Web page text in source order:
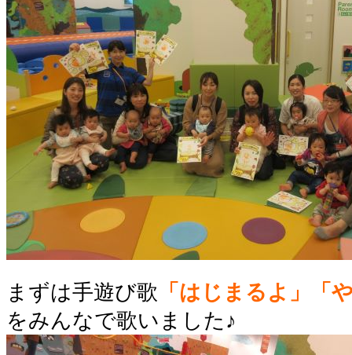
まずは手遊び歌 「はじまるよ」「
をみんなで歌いました♪